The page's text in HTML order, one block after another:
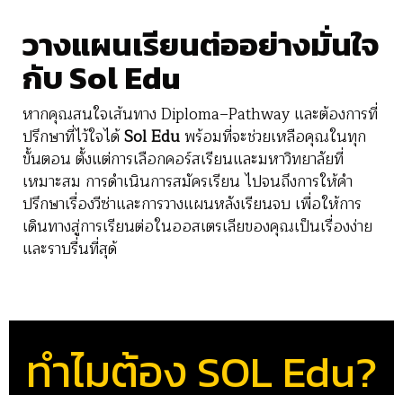
วางแผนเรียนต่ออย่างมั่นใจ
กับ Sol Edu
หากคุณสนใจเส้นทาง Diploma–Pathway และต้องการที่
ปรึกษาที่ไว้ใจได้Sol Eduพร้อมที่จะช่วยเหลือคุณในทุก
ขั้นตอน ตั้งแต่การเลือกคอร์สเรียนและมหาวิทยาลัยที่
เหมาะสม การดำเนินการสมัครเรียน ไปจนถึงการให้คำ
ปรึกษาเรื่องวีซ่าและการวางแผนหลังเรียนจบ เพื่อให้การ
เดินทางสู่การเรียนต่อในออสเตรเลียของคุณเป็นเรื่องง่าย
และราบรื่นที่สุด้
ทำไมต้อง SOL Edu?